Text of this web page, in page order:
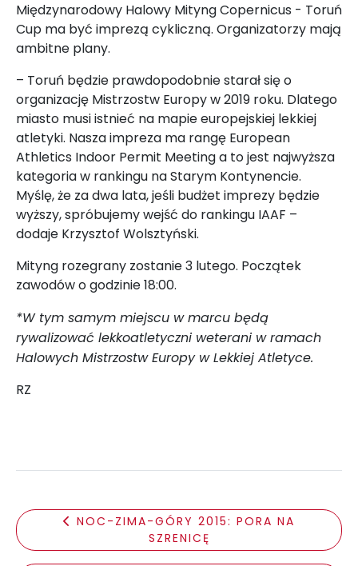
Międzynarodowy Halowy Mityng Copernicus - Toruń
Cup ma być imprezą cykliczną. Organizatorzy mają
ambitne plany.
– Toruń będzie prawdopodobnie starał się o
organizację Mistrzostw Europy w 2019 roku. Dlatego
miasto musi istnieć na mapie europejskiej lekkiej
atletyki. Nasza impreza ma rangę European
Athletics Indoor Permit Meeting a to jest najwyższa
kategoria w rankingu na Starym Kontynencie.
Myślę, że za dwa lata, jeśli budżet imprezy będzie
wyższy, spróbujemy wejść do rankingu IAAF –
dodaje Krzysztof Wolsztyński.
Mityng rozegrany zostanie 3 lutego. Początek
zawodów o godzinie 18:00.
*W tym samym miejscu w marcu będą
rywalizować lekkoatletyczni weterani w ramach
Halowych Mistrzostw Europy w Lekkiej Atletyce.
RZ
NOC-ZIMA-GÓRY 2015: PORA NA
SZRENICĘ